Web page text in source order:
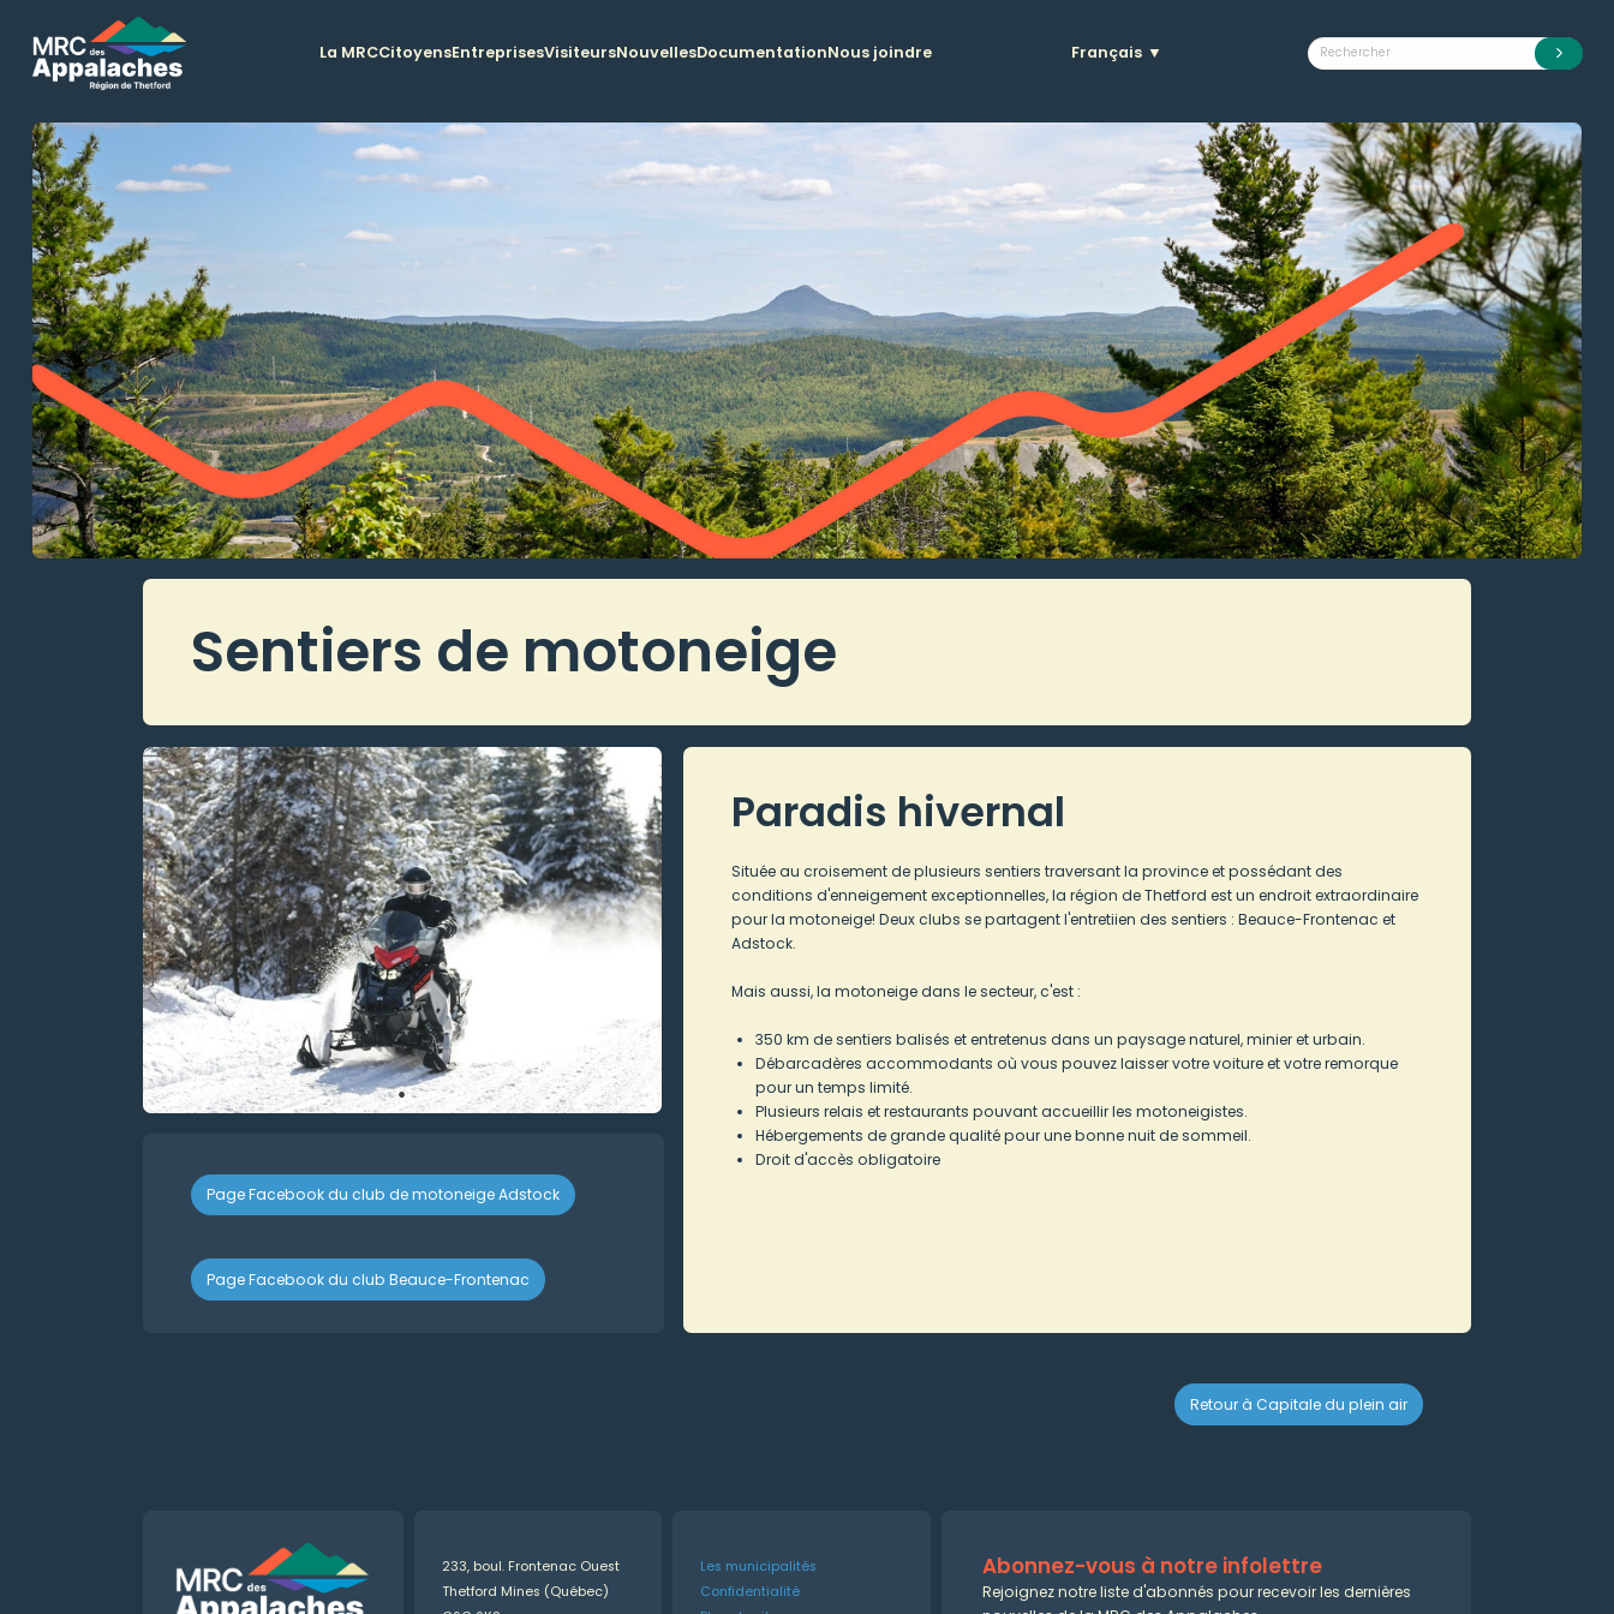
La MRCCitoyensEntreprisesVisiteursNouvellesDocumentationNous joindre Français ▼
Sentiers de motoneige
Paradis hivernal
Située au croisement de plusieurs sentiers traversant la province et possédant des
conditions d'enneigement exceptionnelles, la région de Thetford est un endroit extraordinaire
pour la motoneige! Deux clubs se partagent l'entretiien des sentiers : Beauce-Frontenac et
Adstock.
Mais aussi, la motoneige dans le secteur, c'est :
350 km de sentiers balisés et entretenus dans un paysage naturel, minier et urbain.
Débarcadères accommodants où vous pouvez laisser votre voiture et votre remorque
pour un temps limité.
Plusieurs relais et restaurants pouvant accueillir les motoneigistes.
Hébergements de grande qualité pour une bonne nuit de sommeil.
Droit d'accès obligatoire
Page Facebook du club de motoneige Adstock
Page Facebook du club Beauce-Frontenac
Retour à Capitale du plein air
233, boul. Frontenac Ouest
Thetford Mines (Québec)
Les municipalités
Confidentialité
Abonnez-vous à notre infolettre
Rejoignez notre liste d'abonnés pour recevoir les dernières